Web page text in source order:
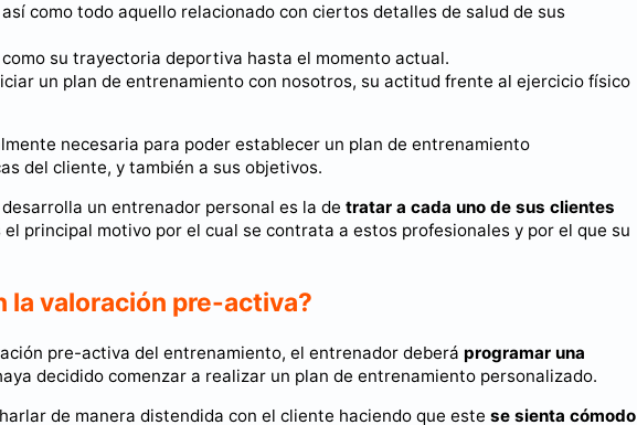
así como todo aquello relacionado con ciertos detalles de salud de sus
como su trayectoria deportiva hasta el momento actual.
un plan de entrenamiento con nosotros, su actitud frente al ejercicio físico
necesaria para poder establecer un plan de entrenamiento
del cliente, y también a sus objetivos.
un entrenador personal es la de tratar a cada uno de sus clientes
el principal motivo por el cual se contrata a estos profesionales y por el que su
la valoración pre-activa?
pre-activa del entrenamiento, el entrenador deberá programar una
decidido comenzar a realizar un plan de entrenamiento personalizado.
de manera distendida con el cliente haciendo que este se sienta cómodo